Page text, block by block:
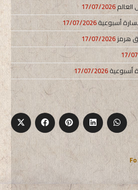
17/07/2026
أسبوعية17/07/2026
هرمز17/07/2026
17/
أسبوعية17/07/2026